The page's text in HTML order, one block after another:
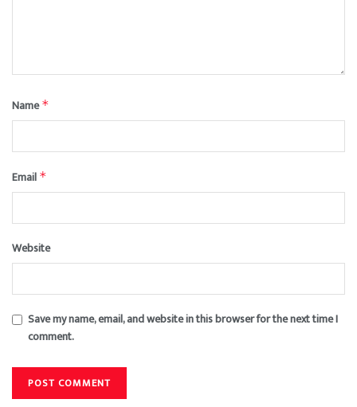
Name*
Email *
Website
Save my name, email, and website in this browser for the next time I
comment.